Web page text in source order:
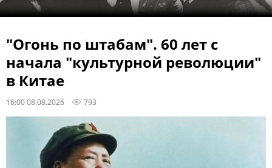
"Огонь по штабам". 60 лет с
начала "культурной революции"
в Китае
16:00 08.08.2026 793